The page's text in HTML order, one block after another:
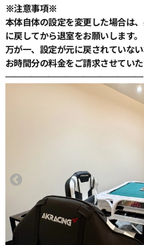
※注意事項※
本体自体の設定を変更した場合は
に戻してから退室をお願いします。
万が一、設定が元に戻されていな
お時間分の料金をご請求させていた
━━━━━━━━━━━━━━━━